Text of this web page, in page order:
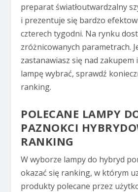
preparat światłoutwardzalny
i prezentuje się bardzo
czterech tygodni. Na rynku
zróżnicowanych parametrach.
zastanawiasz się nad zakupem
lampę wybrać, sprawdź
ranking.
POLECANE LAMPY
PAZNOKCI
RANKING
W wyborze lampy do hybryd
okazać się ranking, w którym
produkty polecane przez